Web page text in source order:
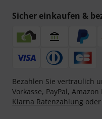
Sicher einkaufen &
Bezahlen Sie vertraulich
Vorkasse, PayPal, Amazon
Klarna Ratenzahlung